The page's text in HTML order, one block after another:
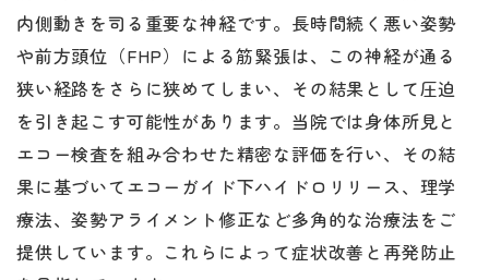
内側動きを司る重要な神経です。長時間続く悪い姿勢
や前方頭位（FHP）による筋緊張は、この神経が通る
狭い経路をさらに狭めてしまい、その結果として圧迫
を引き起こす可能性があります。当院では身体所見と
エコー検査を組み合わせた精密な評価を行い、その結
果に基づいてエコーガイド下ハイドロリリース、理学
療法、姿勢アライメント修正など多角的な治療法をご
提供しています。これらによって症状改善と再発防止